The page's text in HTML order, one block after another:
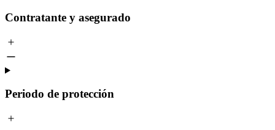
Contratante y asegurado
Periodo de protección